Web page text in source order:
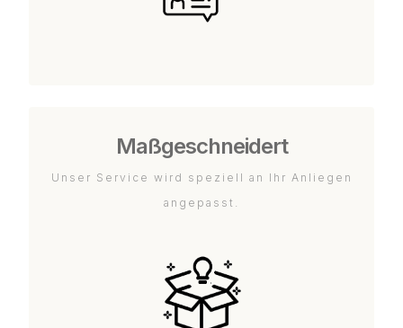
Maßgeschneidert
Unser Service wird speziell an Ihr Anliegen
angepasst.